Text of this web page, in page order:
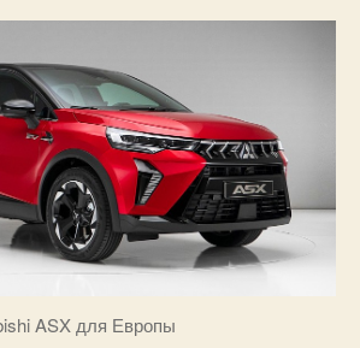
ASX для Европы